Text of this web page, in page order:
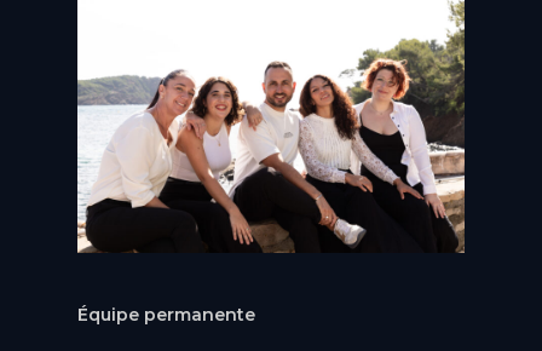
Équipe permanente